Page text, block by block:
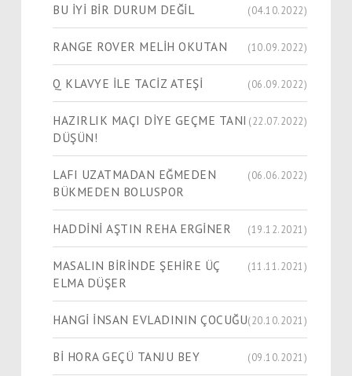
BU İYİ BİR DURUM DEĞİL (04.10.2022)
RANGE ROVER MELİH OKUTAN (10.09.2022)
Q KLAVYE İLE TACİZ ATEŞİ (06.09.2022)
HAZIRLIK MAÇI DİYE GEÇME TANI
DÜŞÜN!
(22.07.2022)
LAFI UZATMADAN EĞMEDEN
BÜKMEDEN BOLUSPOR
(06.06.2022)
HADDİNİ AŞTIN REHA ERGİNER (19.12.2021)
MASALIN BİRİNDE ŞEHİRE ÜÇ
ELMA DÜŞER
(11.11.2021)
HANGİ İNSAN EVLADININ ÇOCUĞU(20.10.2021)
Bİ HORA GEÇÜ TANJU BEY (09.10.2021)